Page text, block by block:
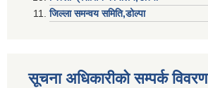
जिल्ला समन्वय समिति,डोल्प
सूचना अधिकारीकाे सम्पर्क विवरण